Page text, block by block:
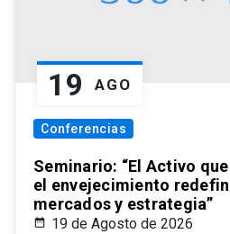
19 AGO
Conferencias
Seminario: “El Activo
el envejecimiento
mercados y estrategia”
19 de Agosto de 2026